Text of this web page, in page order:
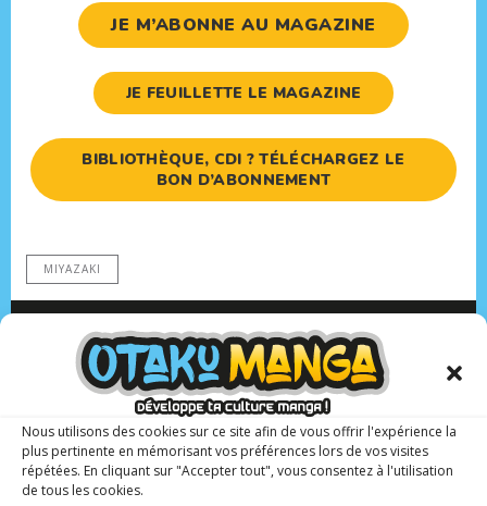
Nous utilisons des cookies sur ce site afin de vous offrir l'expérience la
plus pertinente en mémorisant vos préférences lors de vos visites
répétées. En cliquant sur "Accepter tout", vous consentez à l'utilisation
de tous les cookies.
JE M’ABONNE AU MAGAZINE
JE FEUILLETTE LE MAGAZINE
BIBLIOTHÈQUE, CDI ? TÉLÉCHARGEZ LE
BON D’ABONNEMENT
MIYAZAKI
Article
PREVIOUS ARTICLE
Les 5 sorties mangas de la semaine #24
Next
Article
NEXT ARTICLE
Mangas.io disponible sur le portail TGV INOUI